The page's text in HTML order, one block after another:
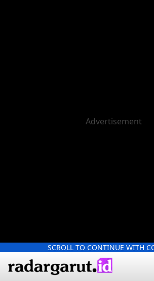
SCROLL TO CONTINUE WITH